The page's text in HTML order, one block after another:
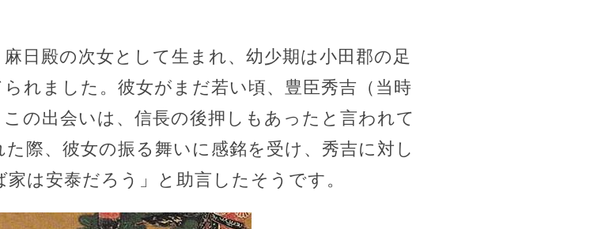
日殿の次女として生まれ、幼少期は小田郡の足
れました。彼女がまだ若い頃、豊臣秀吉（当時
の出会いは、信長の後押しもあったと言われて
際、彼女の振る舞いに感銘を受け、秀吉に対し
は安泰だろう」と助言したそうです。